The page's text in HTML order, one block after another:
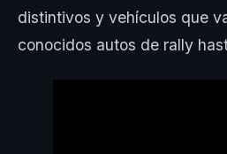
distintivos y vehículos que
conocidos autos de rally